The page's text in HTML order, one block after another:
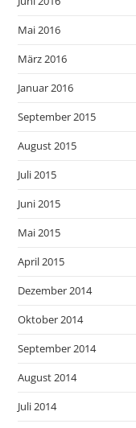
Mai 2016
März 2016
Januar 2016
September 2015
August 2015
Juli 2015
Juni 2015
Mai 2015
April 2015
Dezember 2014
Oktober 2014
September 2014
August 2014
Juli 2014